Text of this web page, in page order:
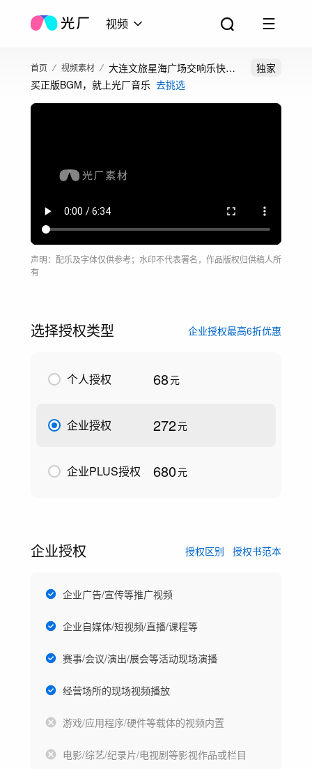
视频
首页 视频素材
大连文旅星海广场交响乐快闪
观众聚集围观
独家
买正版BGM，就上光厂音乐 去挑选
声明：配乐及字体仅供参考；水印不代表署名，作品版权归供稿人所
有
选择授权类型 企业授权最高6折优惠
个人授权 68元
企业授权 272元
企业PLUS授权 680元
企业授权 授权区别 授权书范本
企业广告/宣传等推广视频
企业自媒体/短视频/直播/课程等
赛事/会议/演出/展会等活动现场演播
经营场所的现场视频播放
游戏/应用程序/硬件等载体的视频内置
电影/综艺/纪录片/电视剧等影视作品或栏目